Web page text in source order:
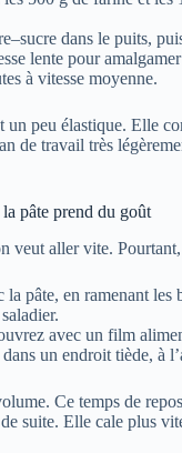
dans le puits,
lente pour
à vitesse moyenne.
peu élastique. Elle
de travail très
pâte prend du goût
veut aller vite.
pâte, en ramenant les
avec un film
un endroit tiède, à
Ce temps de
suite. Elle cale plus